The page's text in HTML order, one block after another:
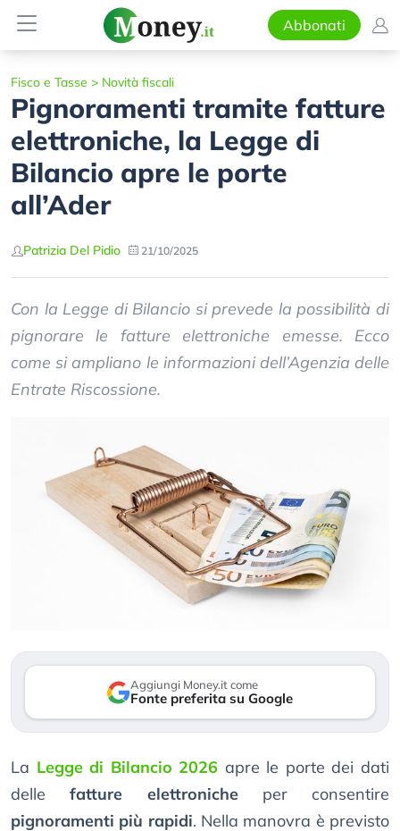
Abbonati
Fisco e Tasse > Novità fiscali
Pignoramenti tramite fatture
elettroniche, la Legge di
Bilancio apre le porte
all’Ader
Patrizia Del Pidio 21/10/2025
Con la Legge di Bilancio si prevede la possibilità di
pignorare le fatture elettroniche emesse. Ecco
come si ampliano le informazioni dell’Agenzia delle
Entrate Riscossione.
Aggiungi Money.it come
Fonte preferita su Google
La Legge di Bilancio 2026 apre le porte dei dati
dellefatture elettronicheper consentire
pignoramenti più rapidi. Nella manovra è previsto